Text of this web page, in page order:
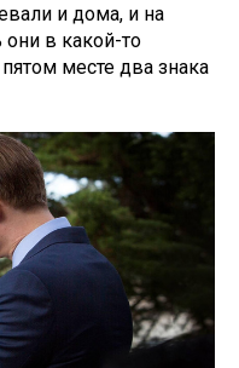
и дома, и на
они в какой-то
месте два знака